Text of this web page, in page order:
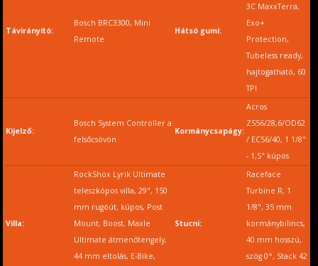
Távirányító:
Bosch BRC3300, Mini
Remote
Hátsó gumi:
3C MaxxTerra,
Exo+
Protection,
Tubeless ready,
hajtogatható, 60
TPI
Kijelző:
Bosch System Controller a
felsőcsövön
Kormánycsapágy:
Acros
ZS56/28,6/OD62
/ EC56/40, 1 1/8"
- 1,5" kúpos
Villa:
RockShox Lyrik Ultimate
teleszkópos villa, 29", 150
mm rugóút, kúpos, Post
Mount, Boost, Maxle
Ultimate átmenőtengely,
44 mm eltolás, E-Bike,
Stucni:
Raceface
Turbine R, 1
1/8", 35 mm
kormánybilincs,
40 mm hosszú,
szög 0°, Stack 42